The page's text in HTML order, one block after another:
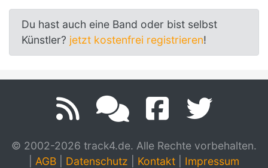
Du hast auch eine Band oder bist selbst
Künstler? jetzt kostenfrei registrieren!
© 2002-2026 track4.de. Alle Rechte vorbehalten.
AGB Datenschutz Kontakt
Impressum